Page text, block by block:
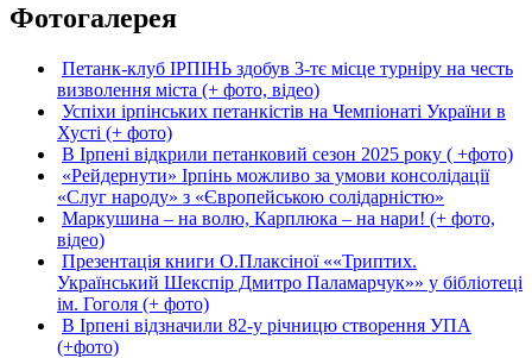
Фотогалерея
Петанк-клуб ІРПІНЬ здобув 3-тє місце турніру на честь
визволення міста (+ фото, відео)
Успіхи ірпінських петанкістів на Чемпіонаті України в
Хусті (+ фото)
В Ірпені відкрили петанковий сезон 2025 року ( +фото)
«Рейдернути» Ірпінь можливо за умови консолідації
«Слуг народу» з «Європейською солідарністю»
Маркушина – на волю, Карплюка – на нари! (+ фото,
відео)
Презентація книги О.Плаксіної ««Триптих.
Український Шекспір Дмитро Паламарчук»» у бібліотеці
ім. Гоголя (+ фото)
В Ірпені відзначили 82-у річницю створення УПА
(+фото)